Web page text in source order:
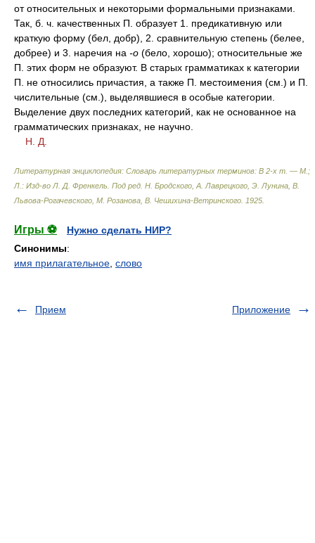
от относительных и некоторыми формальными признаками.
Так, б. ч. качественных П. образует 1. предикативную или
краткую форму (бел, добр), 2. сравнительную степень (белее,
добрее) и 3. наречия на -о (бело, хорошо); относительные же
П. этих форм не образуют. В старых грамматиках к категории
П. не относились причастия, а также П. местоимения (см.) и П.
числительные (см.), выделявшиеся в особые категории.
Выделение двух последних категорий, как не основанное на
грамматических признаках, не научно.
Н. Д.
Литературная энциклопедия: Словарь литературных терминов: В 2-х т. — М.;
Л.: Изд-во Л. Д. Френкель Под ред. Н. Бродского, А. Лаврецкого, Э. Лунина, В.
Львова-Рогачевского, М. Розанова, В. Чешихина-Ветринского 1925
Игры ⚽
Нужно сделать НИР?
Синонимы:
имя прилагательное слово
Прием Приложение